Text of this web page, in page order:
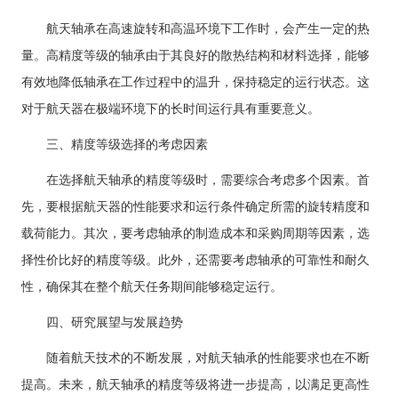
航天轴承在高速旋转和高温环境下工作时，会产生一定的热
量。高精度等级的轴承由于其良好的散热结构和材料选择，能够
有效地降低轴承在工作过程中的温升，保持稳定的运行状态。这
对于航天器在极端环境下的长时间运行具有重要意义。
三、精度等级选择的考虑因素
在选择航天轴承的精度等级时，需要综合考虑多个因素。首
先，要根据航天器的性能要求和运行条件确定所需的旋转精度和
载荷能力。其次，要考虑轴承的制造成本和采购周期等因素，选
择性价比好的精度等级。此外，还需要考虑轴承的可靠性和耐久
性，确保其在整个航天任务期间能够稳定运行。
四、研究展望与发展趋势
随着航天技术的不断发展，对航天轴承的性能要求也在不断
提高。未来，航天轴承的精度等级将进一步提高，以满足更高性